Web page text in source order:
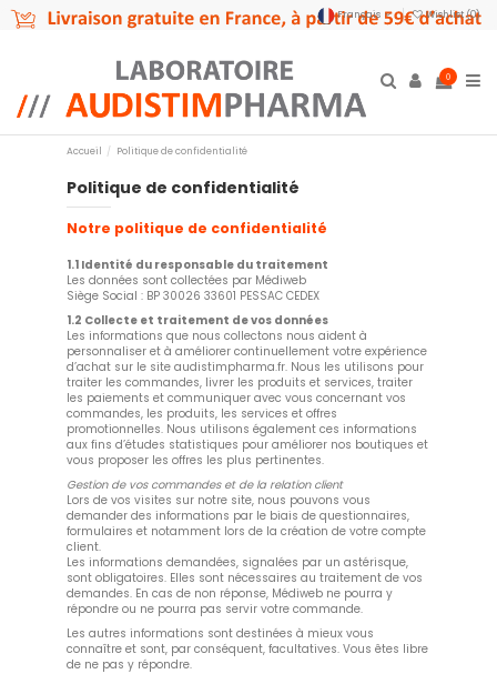
Français Wishlist (0)
0
Accueil Politique de confidentialité
Politique de confidentialité
Notre politique de confidentialité
1.1 Identité du responsable du traitement
Les données sont collectées par Médiweb
Siège Social : BP 30026 33601 PESSAC CEDEX
1.2 Collecte et traitement de vos données
Les informations que nous collectons nous aident à
personnaliser et à améliorer continuellement votre expérience
d’achat sur le site audistimpharma.fr. Nous les utilisons pour
traiter les commandes, livrer les produits et services, traiter
les paiements et communiquer avec vous concernant vos
commandes, les produits, les services et offres
promotionnelles. Nous utilisons également ces informations
aux fins d’études statistiques pour améliorer nos boutiques et
vous proposer les offres les plus pertinentes.
Gestion de vos commandes et de la relation client
Lors de vos visites sur notre site, nous pouvons vous
demander des informations par le biais de questionnaires,
formulaires et notamment lors de la création de votre compte
client.
Les informations demandées, signalées par un astérisque,
sont obligatoires. Elles sont nécessaires au traitement de vos
demandes. En cas de non réponse, Médiweb ne pourra y
répondre ou ne pourra pas servir votre commande.
Les autres informations sont destinées à mieux vous
connaître et sont, par conséquent, facultatives. Vous êtes libre
de ne pas y répondre.